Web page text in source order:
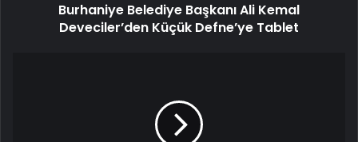
Burhaniye Belediye Başkanı Ali Kemal
Deveciler’den Küçük Defne’ye Tablet